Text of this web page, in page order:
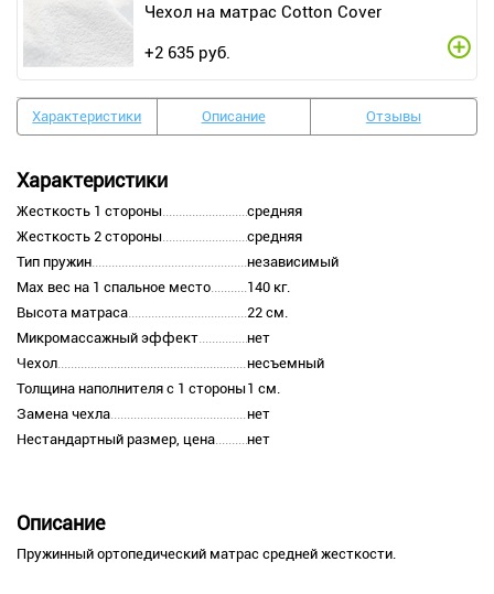
Чехол на матрас Cotton Cover
+2 635 руб.
Характеристики Описание Отзывы
Характеристики
Жесткость 1 стороны
средняя
Жесткость 2 стороны
средняя
Тип пружин
независимый
Max вес на 1 спальное место
140 кг.
Высота матраса
22 см.
Микромассажный эффект
нет
Чехол
несъемный
Толщина наполнителя с 1 стороны1 см.
Замена чехла
нет
Нестандартный размер, цена
нет
Описание
Пружинный ортопедический матрас средней жесткости.